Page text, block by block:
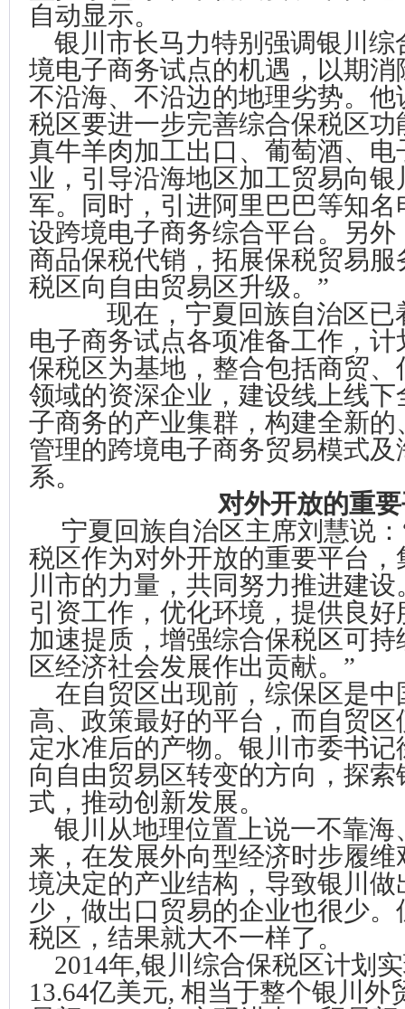
自动显示。
银川市长马力特别强调银川
境电子商务试点的机遇，以期
不沿海、不沿边的地理劣势。他
税区要进一步完善综合保税区
真牛羊肉加工出口、葡萄酒、
业，引导沿海地区加工贸易向
军。同时，引进阿里巴巴等知
设跨境电子商务综合平台。另
商品保税代销，拓展保税贸易
税区向自由贸易区升级。”
现在，宁夏回族自治区已
电子商务试点各项准备工作，
保税区为基地，整合包括商贸
领域的资深企业，建设线上线
子商务的产业集群，构建全新
管理的跨境电子商务贸易模式
系。
对外开放的重
宁夏回族自治区主席刘慧说
税区作为对外开放的重要平台
川市的力量，共同努力推进建
引资工作，优化环境，提供良
加速提质，增强综合保税区可
区经济社会发展作出贡献。”
在自贸区出现前，综保区是
高、政策最好的平台，而自贸
定水准后的产物。银川市委书
向自由贸易区转变的方向，探
式，推动创新发展。
银川从地理位置上说一不靠
来，在发展外向型经济时步履
境决定的产业结构，导致银川
少，做出口贸易的企业也很少
税区，结果就大不一样了。
2014年,银川综合保税区计划
13.64亿美元, 相当于整个银川外